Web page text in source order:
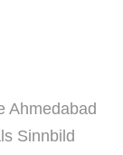
Ahmedabad
Sinnbild